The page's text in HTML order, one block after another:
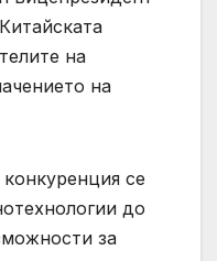
на
на
се
до
за